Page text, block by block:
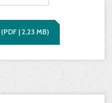
(PDF | 2,23 MB)